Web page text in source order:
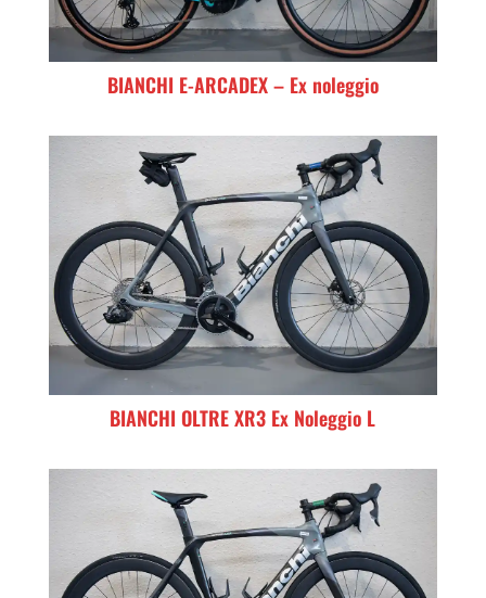
BIANCHI E-ARCADEX – Ex noleggio
BIANCHI OLTRE XR3 Ex Noleggio L